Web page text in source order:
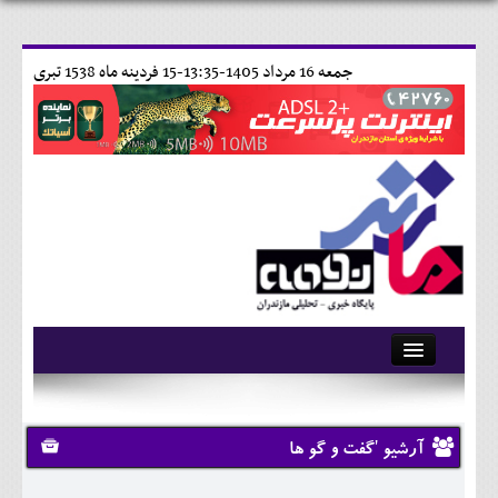
15 فردينه ماه 1538 تبری جمعه 16 مرداد 1405-13:35-
آرشیو
تماس با ما
وبلاگ
آرشیو 'گفت و گو ها